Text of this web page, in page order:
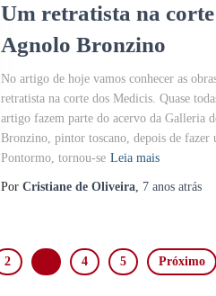
Um retratista na
Agnolo Bronzino
No artigo de hoje vamos conhecer as
retratista na corte dos Medicis. Quase
artigo fazem parte do acervo da Galleria
Bronzino, pintor toscano, depois de fazer
Pontormo, tornou-se Leia mais
Por Cristiane de Oliveira, 7 anos atrás
2 4 5 Próximo